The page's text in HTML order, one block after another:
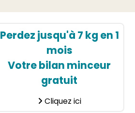
Perdez jusqu'à 7 kg en 1
mois
Votre bilan minceur
gratuit
Cliquez ici